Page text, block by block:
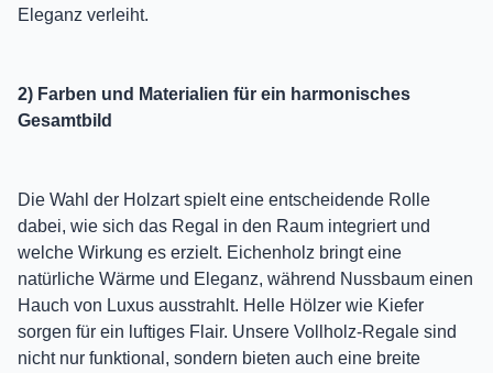
Eleganz verleiht.
2) Farben und Materialien für ein harmonisches
Gesamtbild
Die Wahl der Holzart spielt eine entscheidende Rolle
dabei, wie sich das Regal in den Raum integriert und
welche Wirkung es erzielt. Eichenholz bringt eine
natürliche Wärme und Eleganz, während Nussbaum einen
Hauch von Luxus ausstrahlt. Helle Hölzer wie Kiefer
sorgen für ein luftiges Flair. Unsere Vollholz-Regale sind
nicht nur funktional, sondern bieten auch eine breite